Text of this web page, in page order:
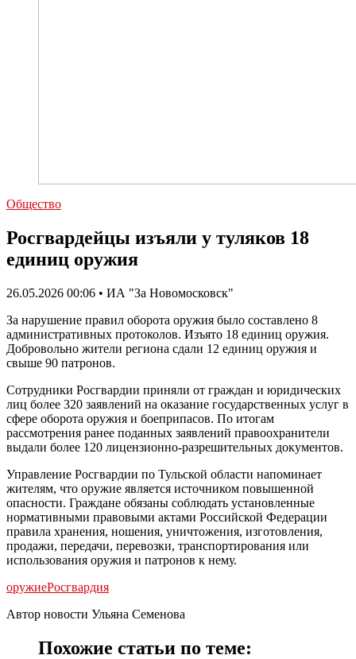
Общество
Росгвардейцы изъяли у туляков 18
единиц оружия
26.05.2026 00:06 • ИА "За Новомосковск"
За нарушение правил оборота оружия было составлено 8
административных протоколов. Изъято 18 единиц оружия.
Добровольно жители региона сдали 12 единиц оружия и
свыше 90 патронов.
Сотрудники Росгвардии приняли от граждан и юридических
лиц более 320 заявлений на оказание государственных услуг в
сфере оборота оружия и боеприпасов. По итогам
рассмотрения ранее поданных заявлений правоохранители
выдали более 120 лицензионно-разрешительных документов.
Управление Росгвардии по Тульской области напоминает
жителям, что оружие является источником повышенной
опасности. Граждане обязаны соблюдать установленные
нормативными правовыми актами Российской Федерации
правила хранения, ношения, уничтожения, изготовления,
продажи, передачи, перевозки, транспортирования или
использования оружия и патронов к нему.
оружиеРосгвардия
Автор новости Ульяна Семенова
Похожие статьи по теме: